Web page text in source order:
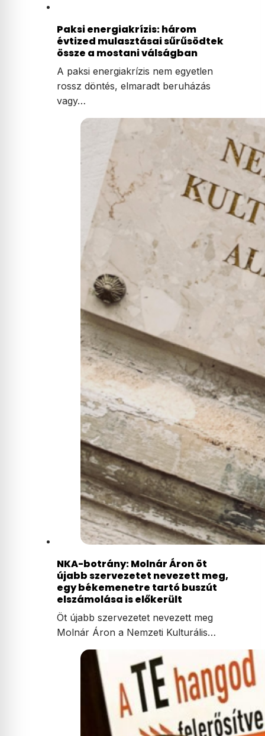
Paksi energiakrízis: három
évtized mulasztásai sűrűsödtek
össze a mostani válságban
A paksi energiakrízis nem egyetlen
rossz döntés, elmaradt beruházás
vagy…
NKA-botrány: Molnár Áron öt
újabb szervezetet nevezett meg,
egy békemenetre tartó buszút
elszámolása is előkerült
Öt újabb szervezetet nevezett meg
Molnár Áron a Nemzeti Kulturális…